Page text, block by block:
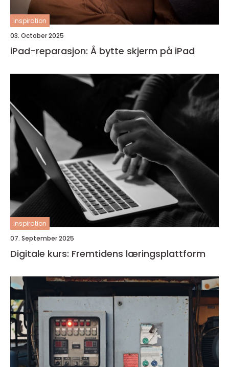
inspiration
03. October 2025
iPad-reparasjon: Å bytte skjerm på iPad
inspiration
07. September 2025
Digitale kurs: Fremtidens læringsplattform